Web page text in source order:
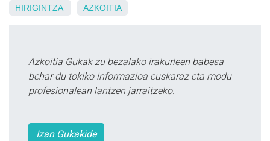
HIRIGINTZA AZKOITIA
Azkoitia Gukak zu bezalako irakurleen babesa
behar du tokiko informazioa euskaraz eta modu
profesionalean lantzen jarraitzeko.
Izan Gukakide